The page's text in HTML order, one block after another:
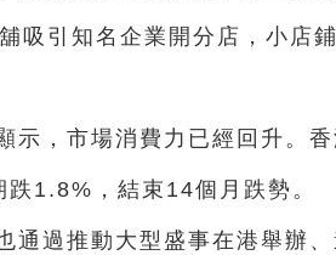
吸引知名企業開分店，小店
示，市場消費力已經回升。
1.8%，結束14個月跌勢。
通過推動大型盛事在港舉辦